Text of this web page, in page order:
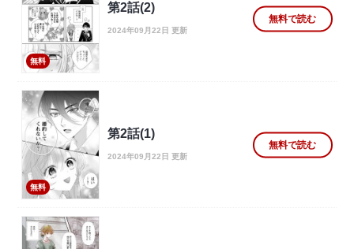
無料
第2話(2)
2024年09月22日 更新
無料で読む
無料
第2話(1)
2024年09月22日 更新
無料で読む